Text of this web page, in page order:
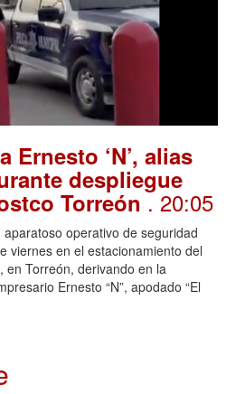
Ernesto ‘N’, alias
despliegue
Torreón. 20:05
aparatoso operativo de seguridad
viernes en el estacionamiento del
en Torreón, derivando en la
Ernesto “N”, apodado “El